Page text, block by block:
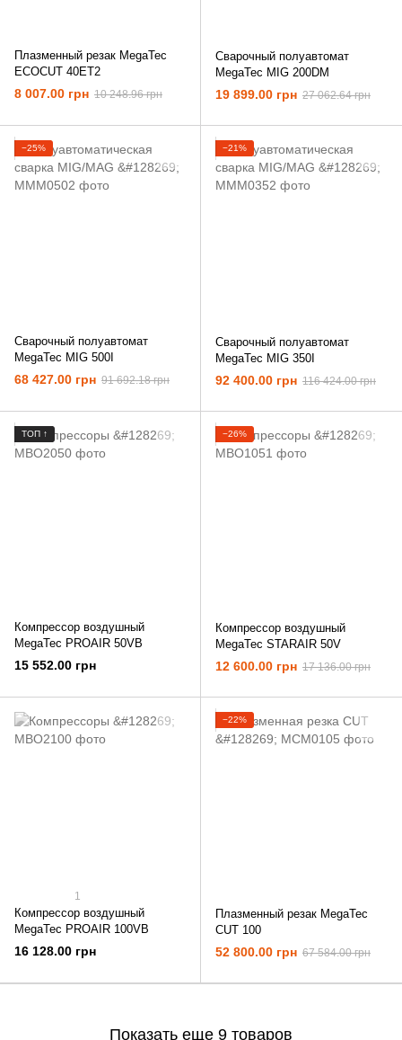
Плазменный резак MegaTec
ECOCUT 40ET2
8 007.00 грн 10 248.96 грн
Сварочный полуавтомат
MegaTec MIG 200DM
19 899.00 грн 27 062.64 грн
−25%
Сварочный полуавтомат
MegaTec MIG 500I
68 427.00 грн 91 692.18 грн
−21%
Сварочный полуавтомат
MegaTec MIG 350I
92 400.00 грн 116 424.00 грн
ТОП ↑
Компрессор воздушный
MegaTec PROAIR 50VB
15 552.00 грн
−26%
Компрессор воздушный
MegaTec STARAIR 50V
12 600.00 грн 17 136.00 грн
1
Компрессор воздушный
MegaTec PROAIR 100VB
16 128.00 грн
−22%
Плазменный резак MegaTec
CUT 100
52 800.00 грн 67 584.00 грн
Показать еще 9 товаров